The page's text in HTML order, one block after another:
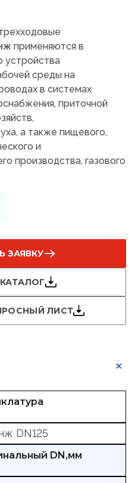
применяются в
устройства
среды на
в системах
приточной
а также пищевого,
и
производства, газового
ЗАЯВКУ
ЛИСТ
DN125
DN,мм